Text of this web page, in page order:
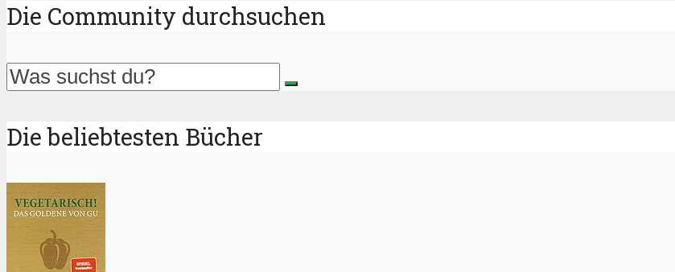
Die Community durchsuchen
Die beliebtesten Bücher